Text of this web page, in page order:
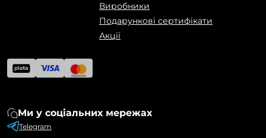
Виробники
Подарункові сертифікати
Акції
Ми у соціальних мережах
Telegram